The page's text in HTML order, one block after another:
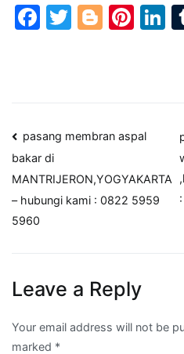
Facebook
Twitter
Post
navigation
pasang membran aspal
bakar di
MANTRIJERON,YOGYAKARTA
– hubungi kami : 0822 5959
5960
Leave a Reply
Your email address will not be
marked *